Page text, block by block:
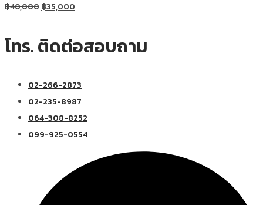
฿40,000฿35,000
โทร. ติดต่อสอบถาม
02-266-2873
02-235-8987
064-308-8252
099-925-0554